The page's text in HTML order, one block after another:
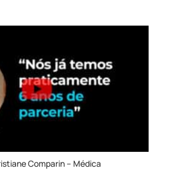
Comparin – Médica